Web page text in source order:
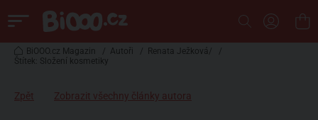
BiOOO.cz Magazin / Autoři / Renata Ježková/
/
Štítek: Složení kosmetiky
Zpět Zobrazit všechny články autora